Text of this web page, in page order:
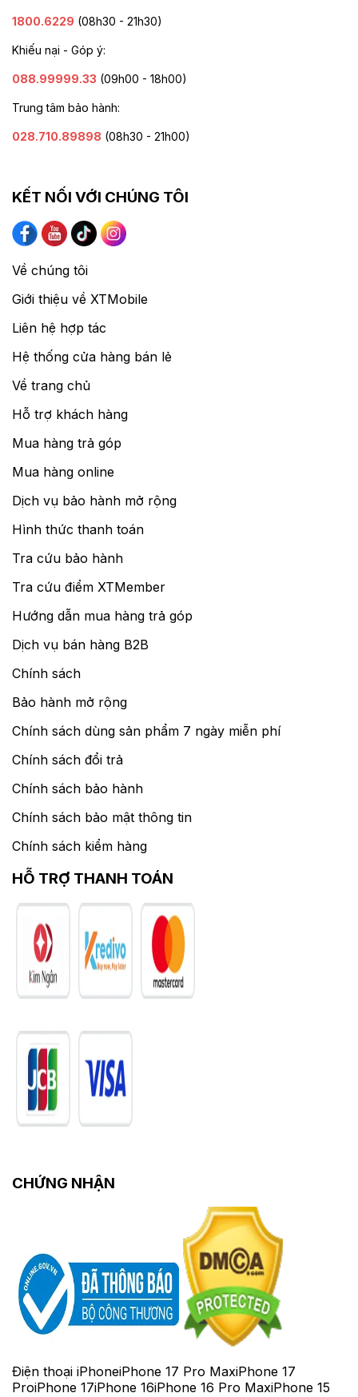
1800.6229 (08h30 - 21h30)
Khiếu nại - Góp ý:
088.99999.33 (09h00 - 18h00)
Trung tâm bảo hành:
028.710.89898 (08h30 - 21h00)
KẾT NỐI VỚI CHÚNG TÔI
Về chúng tôi
Giới thiệu về XTMobile
Liên hệ hợp tác
Hệ thống cửa hàng bán lẻ
Về trang chủ
Hỗ trợ khách hàng
Mua hàng trả góp
Mua hàng online
Dịch vụ bảo hành mở rộng
Hình thức thanh toán
Tra cứu bảo hành
Tra cứu điểm XTMember
Hướng dẫn mua hàng trả góp
Dịch vụ bán hàng B2B
Chính sách
Bảo hành mở rộng
Chính sách dùng sản phẩm 7 ngày miễn phí
Chính sách đổi trả
Chính sách bảo hành
Chính sách bảo mật thông tin
Chính sách kiểm hàng
HỖ TRỢ THANH TOÁN
CHỨNG NHẬN
Điện thoại iPhoneiPhone 17 Pro MaxiPhone 17
ProiPhone 17iPhone 16iPhone 16 Pro MaxiPhone 15